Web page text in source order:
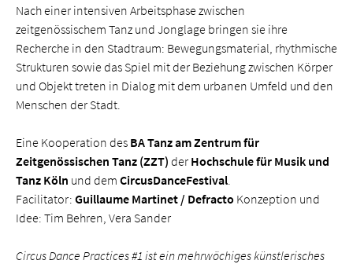
Nach einer intensiven Arbeitsphase zwischen
zeitgenössischem Tanz und Jonglage bringen sie ihre
Recherche in den Stadtraum: Bewegungsmaterial, rhythmische
Strukturen sowie das Spiel mit der Beziehung zwischen Körper
und Objekt treten in Dialog mit dem urbanen Umfeld und den
Menschen der Stadt.
Eine Kooperation des BA Tanz am Zentrum für
Zeitgenössischen Tanz (ZZT) der Hochschule für Musik und
Tanz Köln und dem CircusDanceFestival.
Facilitator: Guillaume Martinet / Defracto Konzeption und
Idee: Tim Behren, Vera Sander
Circus Dance Practices #1 ist ein mehrwöchiges künstlerisches